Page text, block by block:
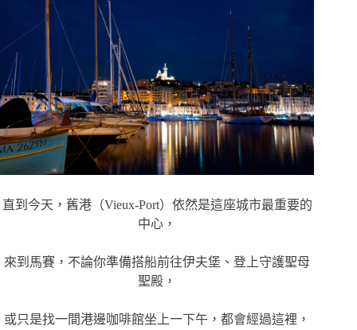
直到今天，舊港（Vieux-Port）依然是這座城市最重要的
中心，
來到馬賽，不論你準備搭船前往伊夫堡、登上守護聖母
聖殿，
或只是找一間港邊咖啡館坐上一下午，都會經過這裡，